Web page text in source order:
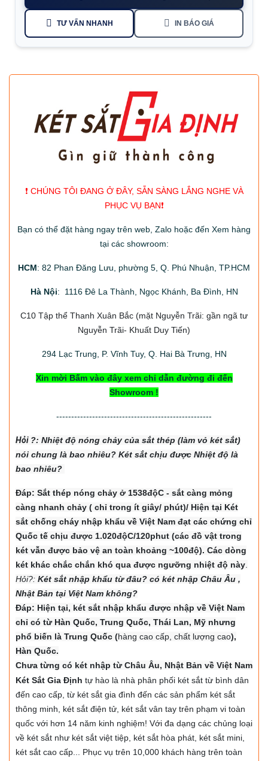
TƯ VẤN NHANH IN BÁO GIÁ
❗️ CHÚNG TÔI ĐANG Ở ĐÂY, SẴN SÀNG LẮNG NGHE VÀ
PHỤC VỤ BẠN❗️
Bạn có thể đặt hàng ngay trên web, Zalo hoặc đến Xem hàng
tại các showroom:
HCM: 82 Phan Đăng Lưu, phường 5, Q. Phú Nhuận, TP.HCM
Hà Nội: 1116 Đê La Thành, Ngọc Khánh, Ba Đình, HN
C10 Tập thể Thanh Xuân Bắc (mặt Nguyễn Trãi: gần ngã tư
Nguyễn Trãi- Khuất Duy Tiến)
294Lạc Trung, P. Vĩnh Tuy, Q. Hai Bà Trưng, HN
Xin mời Bấm vào đây xem chỉ dẫn đường đi đến
Showroom !
----------------------------------------------------
Hỏi ?: Nhiệt độ nóng chảy của sắt thép (làm vỏ két sắt)
nói chung là bao nhiêu? Két sắt chịu được Nhiệt độ là
bao nhiêu?
Đáp: Sắt thép nóng chảy ở 1538độC - sắt càng mỏng
càng nhanh chảy ( chỉ trong ít giây/ phút)/ Hiện tại Két
sắt chống cháy nhập khẩu về Việt Nam đạt các chứng chỉ
Quốc tế chịu được 1.020độC/120phut (các đồ vật trong
két vẫn được bảo vệ an toàn khoảng ~100độ). Các dòng
két khác chắc chắn khó qua được ngưỡng nhiệt độ này
Hỏi?: Két sắt nhập khẩu từ đâu? có két nhập Châu Âu ,
Nhật Bản tại Việt Nam không?
Đáp: Hiện tại, két sắt nhập khẩu được nhập về Việt Nam
chỉ có từ Hàn Quốc, Trung Quốc, Thái Lan, Mỹ nhưng
phổ biến là Trung Quốc (hàng cao cấp, chất lượng cao),
Hàn Quốc.
Chưa từng có két nhập từ Châu Âu, Nhật Bản về Việt Nam
Két Sắt Gia Định tự hào là nhà phân phối két sắt từ bình dân
đến cao cấp, từ két sắt gia đình đến các sản phẩm két sắt
thông minh, két sắt điện tử, két sắt vân tay trên phạm vi toàn
quốc với hơn 14 năm kinh nghiệm! Với đa dạng các chủng loại
về két sắt như két sắt việt tiệp, két sắt hòa phát, két sắt mini,
két sắt cao cấp... Phục vụ trên 10,000 khách hàng trên toàn